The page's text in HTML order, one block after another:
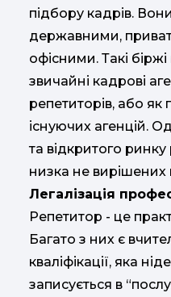
підбору кадрів.
державними,
офісними. Такі
звичайні кадрові
репетиторів, або як
існуючих агенцій.
та відкритого
низка не
Легалізація
Репетитор - це
Багато з них є
кваліфікації, яка
записується в